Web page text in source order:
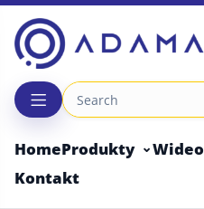
Skip
content
HomeProdukty Wideo
Kontakt